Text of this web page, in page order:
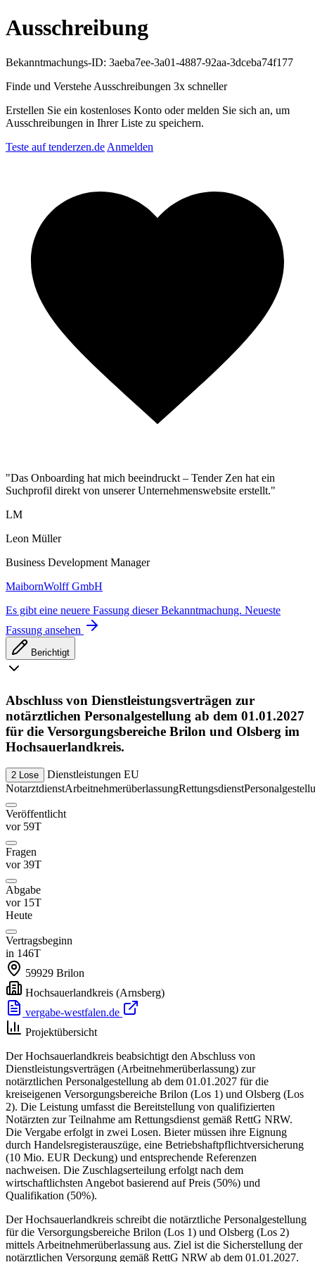
Ausschreibung
Bekanntmachungs-ID: 3aeba7ee-3a01-4887-92aa-3dceba74f177
Finde und Verstehe Ausschreibungen 3x schneller
Erstellen Sie ein kostenloses Konto oder melden Sie sich an, um
Ausschreibungen in Ihrer Liste zu speichern.
Teste auf tenderzen.de Anmelden
"Das Onboarding hat mich beeindruckt – Tender Zen hat ein
Suchprofil direkt von unserer Unternehmenswebsite erstellt."
LM
Leon Müller
Business Development Manager
MaibornWolff GmbH
Es gibt eine neuere Fassung dieser Bekanntmachung. Neueste
Fassung ansehen
Berichtigt
Abschluss von Dienstleistungsverträgen zur
notärztlichen Personalgestellung ab dem 01.01.2027
für die Versorgungsbereiche Brilon und Olsberg im
Hochsauerlandkreis.
2 Lose Dienstleistungen EU
NotarztdienstArbeitnehmerüberlassungRettungsdienst
Veröffentlicht
vor 59T
Fragen
vor 39T
Abgabe
vor 15T
Heute
Vertragsbeginn
in 146T
59929 Brilon
Hochsauerlandkreis (Arnsberg)
vergabe-westfalen.de
Projektübersicht
Der Hochsauerlandkreis beabsichtigt den Abschluss von
Dienstleistungsverträgen (Arbeitnehmerüberlassung) zur
notärztlichen Personalgestellung ab dem 01.01.2027 für die
kreiseigenen Versorgungsbereiche Brilon (Los 1) und Olsberg (Los
2). Die Leistung umfasst die Bereitstellung von qualifizierten
Notärzten zur Teilnahme am Rettungsdienst gemäß RettG NRW.
Die Vergabe erfolgt in zwei Losen. Bieter müssen ihre Eignung
durch Handelsregisterauszüge, eine Betriebshaftpflichtversicherung
(10 Mio. EUR Deckung) und entsprechende Referenzen
nachweisen. Die Zuschlagserteilung erfolgt nach dem
wirtschaftlichsten Angebot basierend auf Preis (50%) und
Qualifikation (50%).
Der Hochsauerlandkreis schreibt die notärztliche Personalgestellung
für die Versorgungsbereiche Brilon (Los 1) und Olsberg (Los 2)
mittels Arbeitnehmerüberlassung aus. Ziel ist die Sicherstellung der
notärztlichen Versorgung gemäß RettG NRW ab dem 01.01.2027.